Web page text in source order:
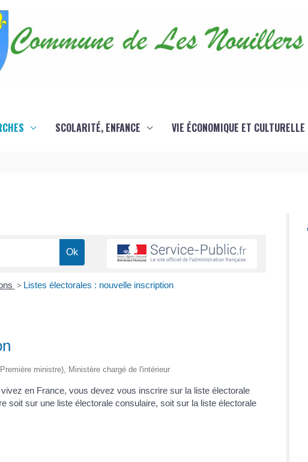
SCOLARITÉ, ENFANCE VIE ÉCONOMIQUE ET CULTURELLE
> Listes électorales : nouvelle inscription
ministre), Ministère chargé de l'intérieur
en France, vous devez vous inscrire sur la liste électorale
soit sur une liste électorale consulaire, soit sur la liste électorale